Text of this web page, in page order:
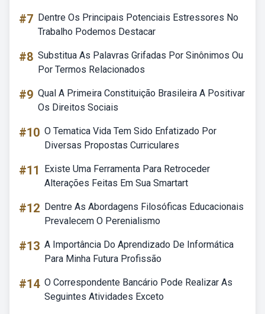
#7 Dentre Os Principais Potenciais Estressores No
Trabalho Podemos Destacar
#8 Substitua As Palavras Grifadas Por Sinônimos Ou
Por Termos Relacionados
#9 Qual A Primeira Constituição Brasileira A Positivar
Os Direitos Sociais
#10 O Tematica Vida Tem Sido Enfatizado Por
Diversas Propostas Curriculares
#11
Existe Uma Ferramenta Para Retroceder
Alterações Feitas Em Sua Smartart
#12 Dentre As Abordagens Filosóficas Educacionais
Prevalecem O Perenialismo
#13 A Importância Do Aprendizado De Informática
Para Minha Futura Profissão
#14 O Correspondente Bancário Pode Realizar As
Seguintes Atividades Exceto